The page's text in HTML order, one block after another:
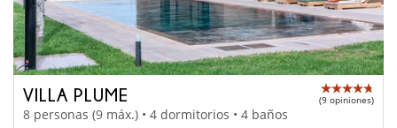
VILLA PLUME (9 opiniones)
8 personas (9 máx.) • 4 dormitorios • 4 baños